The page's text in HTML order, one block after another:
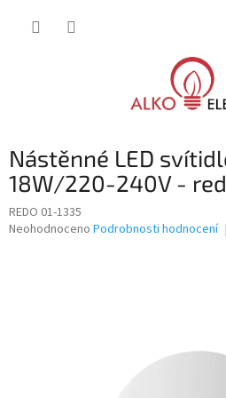
Nástěnné LED
18W/220-240V -
REDO 01-1335
Průměrné
Neohodnoceno Podrobnosti hodnocení